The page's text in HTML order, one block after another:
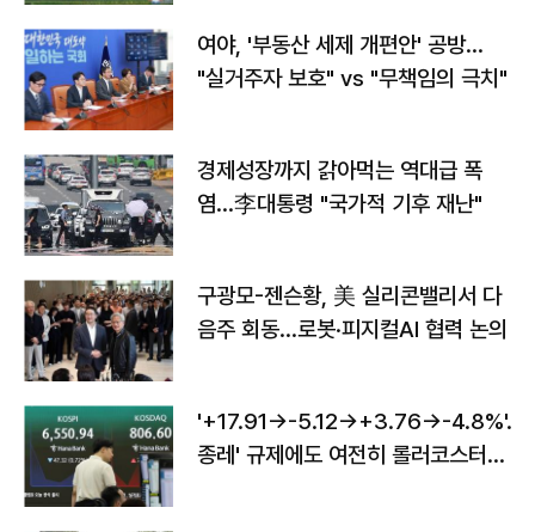
여야, '부동산 세제 개편안' 공방…
"실거주자 보호" vs "무책임의 극치"
경제성장까지 갉아먹는 역대급 폭
염…李대통령 "국가적 기후 재난"
구광모-젠슨황, 美 실리콘밸리서 다
음주 회동…로봇·피지컬AI 협력 논의
'+17.91→-5.12→+3.76→-4.8%'…'
종레' 규제에도 여전히 롤러코스터